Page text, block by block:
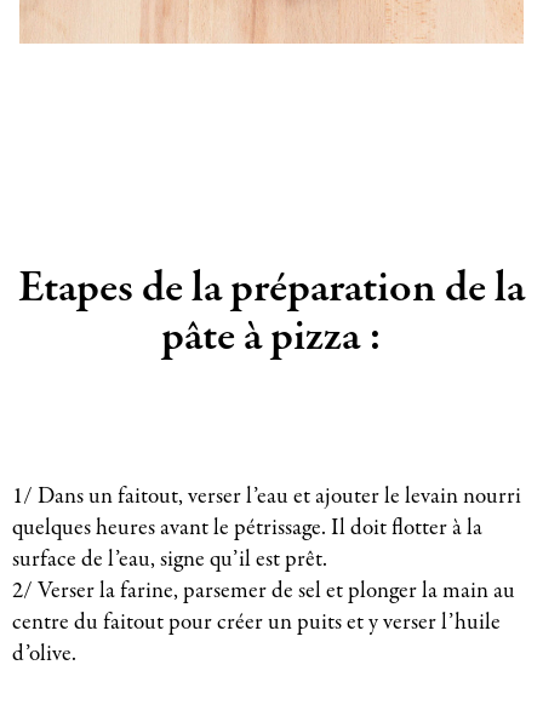
Etapes de la préparation de la
pâte à pizza :
1/ Dans un faitout, verser l’eau et ajouter le levain nourri
quelques heures avant le pétrissage. Il doit flotter à la
surface de l’eau, signe qu’il est prêt.
2/ Verser la farine, parsemer de sel et plonger la main au
centre du faitout pour créer un puits et y verser l’huile
d’olive.